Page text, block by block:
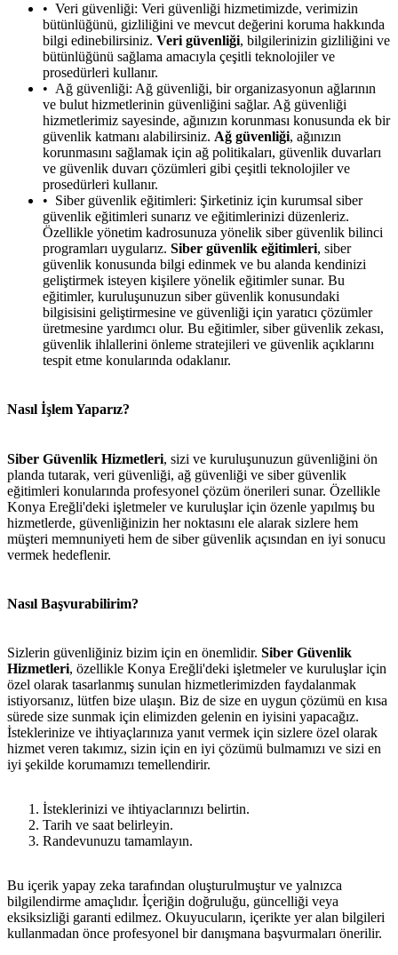
İletişim
Veri güvenliği: Veri güvenliği hizmetimizde, verimizin
bütünlüğünü, gizliliğini ve mevcut değerini koruma hakkında
bilgi edinebilirsiniz. Veri güvenliği, bilgilerinizin gizliliğini ve
bütünlüğünü sağlama amacıyla çeşitli teknolojiler ve
prosedürleri kullanır.
Ağ güvenliği: Ağ güvenliği, bir organizasyonun ağlarının
ve bulut hizmetlerinin güvenliğini sağlar. Ağ güvenliği
hizmetlerimiz sayesinde, ağınızın korunması konusunda ek bir
güvenlik katmanı alabilirsiniz. Ağ güvenliği, ağınızın
korunmasını sağlamak için ağ politikaları, güvenlik duvarları
ve güvenlik duvarı çözümleri gibi çeşitli teknolojiler ve
prosedürleri kullanır.
Siber güvenlik eğitimleri: Şirketiniz için kurumsal siber
güvenlik eğitimleri sunarız ve eğitimlerinizi düzenleriz.
Özellikle yönetim kadrosunuza yönelik siber güvenlik bilinci
programları uygularız. Siber güvenlik eğitimleri, siber
güvenlik konusunda bilgi edinmek ve bu alanda kendinizi
geliştirmek isteyen kişilere yönelik eğitimler sunar. Bu
eğitimler, kuruluşunuzun siber güvenlik konusundaki
bilgisisini geliştirmesine ve güvenliği için yaratıcı çözümler
üretmesine yardımcı olur. Bu eğitimler, siber güvenlik zekası,
güvenlik ihlallerini önleme stratejileri ve güvenlik açıklarını
tespit etme konularında odaklanır.
Nasıl İşlem Yaparız?
Siber Güvenlik Hizmetleri, sizi ve kuruluşunuzun güvenliğini ön
planda tutarak, veri güvenliği, ağ güvenliği ve siber güvenlik
eğitimleri konularında profesyonel çözüm önerileri sunar. Özellikle
Konya Ereğli'deki işletmeler ve kuruluşlar için özenle yapılmış bu
hizmetlerde, güvenliğinizin her noktasını ele alarak sizlere hem
müşteri memnuniyeti hem de siber güvenlik açısından en iyi sonucu
vermek hedeflenir.
Nasıl Başvurabilirim?
Sizlerin güvenliğiniz bizim için en önemlidir. Siber Güvenlik
Hizmetleri, özellikle Konya Ereğli'deki işletmeler ve kuruluşlar için
özel olarak tasarlanmış sunulan hizmetlerimizden faydalanmak
istiyorsanız, lütfen bize ulaşın. Biz de size en uygun çözümü en kısa
sürede size sunmak için elimizden gelenin en iyisini yapacağız.
İsteklerinize ve ihtiyaçlarınıza yanıt vermek için sizlere özel olarak
hizmet veren takımız, sizin için en iyi çözümü bulmamızı ve sizi en
iyi şekilde korumamızı temellendirir.
İsteklerinizi ve ihtiyaclarınızı belirtin.
Tarih ve saat belirleyin.
Randevunuzu tamamlayın.
Bu içerik yapay zeka tarafından oluşturulmuştur ve yalnızca
bilgilendirme amaçlıdır. İçeriğin doğruluğu, güncelliği veya
eksiksizliği garanti edilmez. Okuyucuların, içerikte yer alan bilgileri
kullanmadan önce profesyonel bir danışmana başvurmaları önerilir.